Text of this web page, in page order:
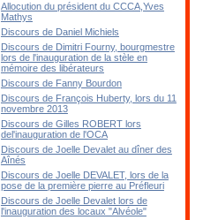
Allocution du président du CCCA,Yves
Mathys
Discours de Daniel Michiels
Discours de Dimitri Fourny, bourgmestre
lors de l'inauguration de la stèle en
mémoire des libérateurs
Discours de Fanny Bourdon
Discours de François Huberty, lors du 11
novembre 2013
Discours de Gilles ROBERT lors
del'inauguration de l'OCA
Discours de Joelle Devalet au dîner des
Aînés
Discours de Joelle DEVALET, lors de la
pose de la première pierre au Préfleuri
Discours de Joelle Devalet lors de
l'inauguration des locaux "Alvéole"